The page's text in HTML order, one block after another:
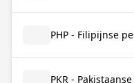
PHP - Filipijnse
PKR -